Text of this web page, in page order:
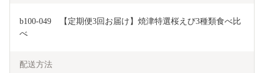
b100-049　【定期便3回お届け】焼津特選桜えび3種類食べ比
べ
配送方法